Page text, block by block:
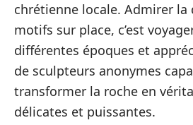
chrétienne locale. Admirer la
motifs sur place, c’est
différentes époques et
de sculpteurs anonymes
transformer la roche en
délicates et puissantes.